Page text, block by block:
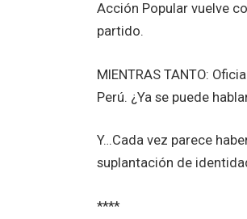
Acción Popular vuelve
partido.
MIENTRAS TANTO:
Perú. ¿Ya se puede
Y…Cada vez parece
suplantación de
****